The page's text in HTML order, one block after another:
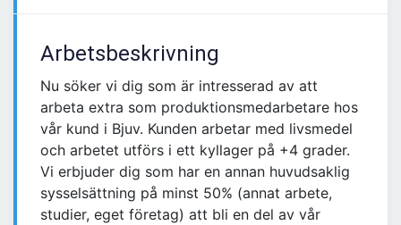
Arbetsbeskrivning
Nu söker vi dig som är intresserad av att
arbeta extra som produktionsmedarbetare hos
vår kund i Bjuv. Kunden arbetar med livsmedel
och arbetet utförs i ett kyllager på +4 grader.
Vi erbjuder dig som har en annan huvudsaklig
sysselsättning på minst 50% (annat arbete,
studier, eget företag) att bli en del av vår